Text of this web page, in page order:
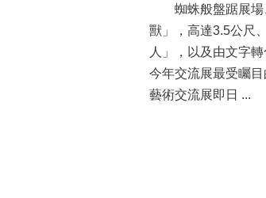
蜘蛛般盤踞展場
獸」，高達3.5公尺
人」，以及由文字
今年交流展最受矚
藝術交流展即日 ...